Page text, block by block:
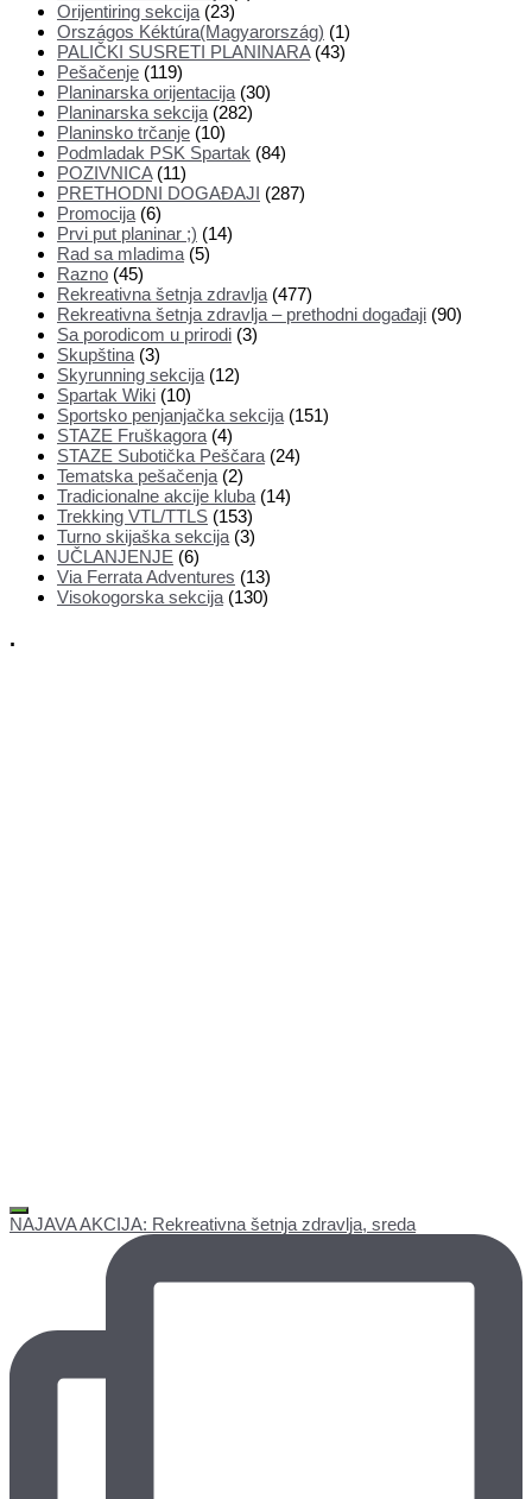
Orijentiring sekcija (23)
Országos Kéktúra(Magyarország) (1)
PALIČKI SUSRETI PLANINARA(43)
Pešačenje (119)
Planinarska orijentacija (30)
Planinarska sekcija (282)
Planinsko trčanje (10)
Podmladak PSK Spartak (84)
POZIVNICA(11)
PRETHODNI DOGAĐAJI (287)
Promocija (6)
Prvi put planinar ;) (14)
Rad sa mladima (5)
Razno (45)
Rekreativna šetnja zdravlja (477)
Rekreativna šetnja zdravlja – prethodni događaji (90)
Sa porodicom u prirodi (3)
Skupština (3)
Skyrunning sekcija (12)
Spartak Wiki (10)
Sportsko penjanjačka sekcija (151)
STAZE Fruškagora (4)
STAZE Subotička Peščara (24)
Tematska pešačenja (2)
Tradicionalne akcije kluba (14)
Trekking VTL/TTLS (153)
Turno skijaška sekcija (3)
UČLANJENJE (6)
Via Ferrata Adventures (13)
Visokogorska sekcija (130)
.
NAJAVA AKCIJA: Rekreativna šetnja zdravlja, sreda